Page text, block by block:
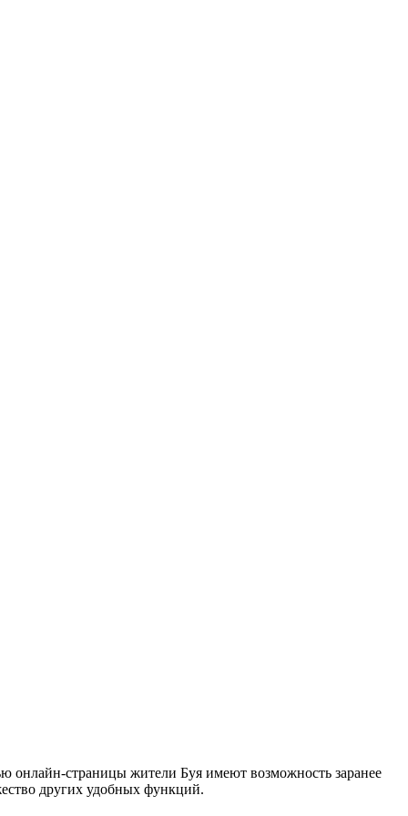
онлайн-страницы жители Буя имеют возможность заранее
других удобных функций.